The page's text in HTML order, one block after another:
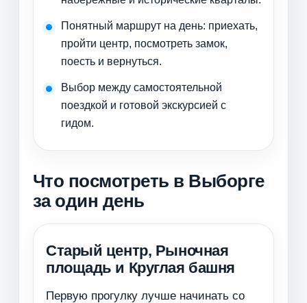
Понятный маршрут на день: приехать,
пройти центр, посмотреть замок,
поесть и вернуться.
Выбор между самостоятельной
поездкой и готовой экскурсией с
гидом.
Что посмотреть в Выборге
за один день
Старый центр, Рыночная
площадь и Круглая башня
Первую прогулку лучше начинать со